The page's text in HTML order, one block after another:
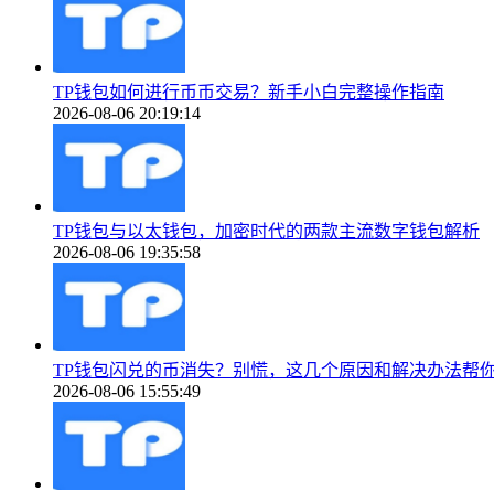
TP钱包如何进行币币交易？新手小白完整操作指南
2026-08-06 20:19:14
TP钱包与以太钱包，加密时代的两款主流数字钱包解析
2026-08-06 19:35:58
TP钱包闪兑的币消失？别慌，这几个原因和解决办法帮
2026-08-06 15:55:49